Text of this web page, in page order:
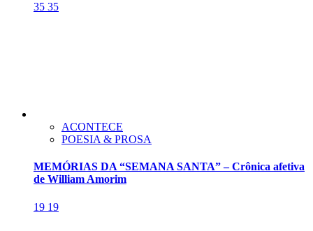
35 35
ACONTECE
POESIA & PROSA
MEMÓRIAS DA “SEMANA SANTA” – Crônica afetiva
de William Amorim
19 19